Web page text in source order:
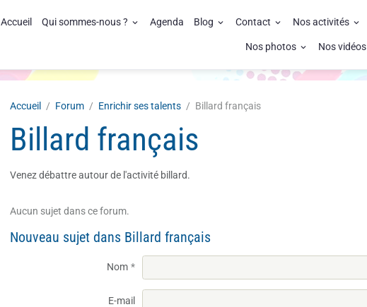
Accueil Qui sommes-nous ? Agenda Blog Contact Nos activités
Nos photos Nos vidéos
Accueil Forum Enrichir ses talents Billard français
Billard français
Venez débattre autour de l'activité billard.
Aucun sujet dans ce forum.
Nouveau sujet dans Billard français
Nom
E-mail